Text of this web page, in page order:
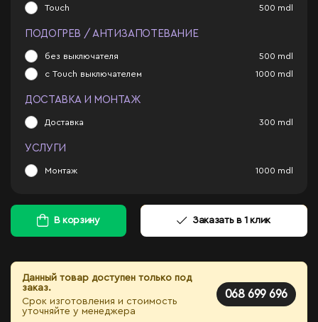
Touch 500 mdl
ПОДОГРЕВ / АНТИЗАПОТЕВАНИЕ
без выключателя 500 mdl
с Touch выключателем 1000 mdl
ДОСТАВКА И МОНТАЖ
Доставка 300 mdl
УСЛУГИ
Монтаж 1000 mdl
В корзину Заказать в 1 клик
Данный товар доступен только под
заказ.
Срок изготовления и стоимость
уточняйте у менеджера
068 699 696